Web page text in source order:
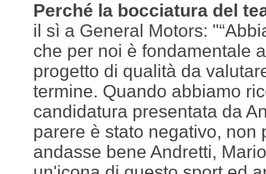
Perché la bocciatura del
il sì a General Motors:
che per noi è fondamentale
progetto di qualità da
termine. Quando abbiamo
candidatura presentata da
parere è stato negativo, non
andasse bene Andretti,